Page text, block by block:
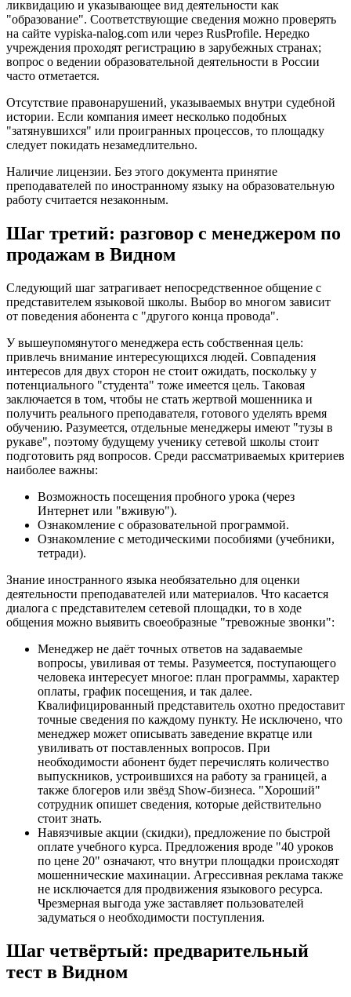
ликвидацию и указывающее вид деятельности как
"образование". Соответствующие сведения можно проверять
на сайте vypiska-nalog.com или через RusProfile. Нередко
учреждения проходят регистрацию в зарубежных странах;
вопрос о ведении образовательной деятельности в России
часто отметается.
Отсутствие правонарушений, указываемых внутри судебной
истории. Если компания имеет несколько подобных
"затянувшихся" или проигранных процессов, то площадку
следует покидать незамедлительно.
Наличие лицензии. Без этого документа принятие
преподавателей по иностранному языку на образовательную
работу считается незаконным.
Шаг третий: разговор с менеджером по
продажам в Видном
Следующий шаг затрагивает непосредственное общение с
представителем языковой школы. Выбор во многом зависит
от поведения абонента с "другого конца провода".
У вышеупомянутого менеджера есть собственная цель:
привлечь внимание интересующихся людей. Совпадения
интересов для двух сторон не стоит ожидать, поскольку у
потенциального "студента" тоже имеется цель. Таковая
заключается в том, чтобы не стать жертвой мошенника и
получить реального преподавателя, готового уделять время
обучению. Разумеется, отдельные менеджеры имеют "тузы в
рукаве", поэтому будущему ученику сетевой школы стоит
подготовить ряд вопросов. Среди рассматриваемых критериев
наиболее важны:
Возможность посещения пробного урока (через
Интернет или "вживую").
Ознакомление с образовательной программой.
Ознакомление с методическими пособиями (учебники,
тетради).
Знание иностранного языка необязательно для оценки
деятельности преподавателей или материалов. Что касается
диалога с представителем сетевой площадки, то в ходе
общения можно выявить своеобразные "тревожные звонки":
Менеджер не даёт точных ответов на задаваемые
вопросы, увиливая от темы. Разумеется, поступающего
человека интересует многое: план программы, характер
оплаты, график посещения, и так далее.
Квалифицированный представитель охотно предоставит
точные сведения по каждому пункту. Не исключено, что
менеджер может описывать заведение вкратце или
увиливать от поставленных вопросов. При
необходимости абонент будет перечислять количество
выпускников, устроившихся на работу за границей, а
также блогеров или звёзд Show-бизнеса. "Хороший"
сотрудник опишет сведения, которые действительно
стоит знать.
Навязчивые акции (скидки), предложение по быстрой
оплате учебного курса. Предложения вроде "40 уроков
по цене 20" означают, что внутри площадки происходят
мошеннические махинации. Агрессивная реклама также
не исключается для продвижения языкового ресурса.
Чрезмерная выгода уже заставляет пользователей
задуматься о необходимости поступления.
Шаг четвёртый: предварительный
тест в Видном